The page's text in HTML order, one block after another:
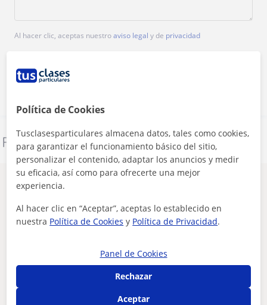
Al hacer clic, aceptas nuestroaviso legal y de privacidad
Denunciar este perfil
Otros profesores de Lengua en Murcia
Política de Cookies
Tusclasesparticulares almacena datos, tales como cookies,
para garantizar el funcionamiento básico del sitio,
personalizar el contenido, adaptar los anuncios y medir
su eficacia, así como para ofrecerte una mejor
experiencia.
Al hacer clic en “Aceptar”, aceptas lo establecido en
nuestra Política de Cookies y Política de Privacidad.
Panel de Cookies
Rechazar
Aceptar